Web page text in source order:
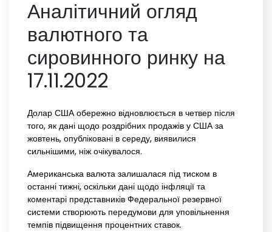
Аналітичний огляд
валютного та
сировинного ринку на
17.11.2022
Долар США обережно відновлюється в четвер після
того, як дані щодо роздрібних продажів у США за
жовтень, опубліковані в середу, виявилися
сильнішими, ніж очікувалося.
Американська валюта залишалася під тиском в
останні тижні, оскільки дані щодо інфляції та
коментарі представників Федеральної резервної
системи створюють передумови для уповільнення
темпів підвищення процентних ставок.